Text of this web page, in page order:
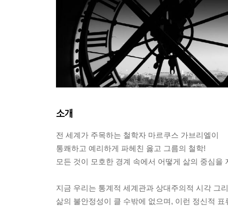
소개
전 세계가 주목하는 철학자 마르쿠스 가브리엘이
통쾌하고 예리하게 파헤친 옳고 그름의 철학!
모든 것이 모호한 경계 속에서 어떻게 삶의 중심을
지금 우리는 통계적 세계관과 상대주의적 시각 그
삶의 불안정성이 클 수밖에 없으며, 이런 정신적